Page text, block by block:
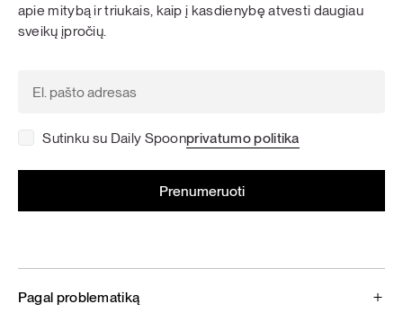
apie mitybą ir triukais, kaip į kasdienybę atvesti daugiau
sveikų įpročių.
Sutinku su Daily Spoonprivatumo politika
Pagal problematiką